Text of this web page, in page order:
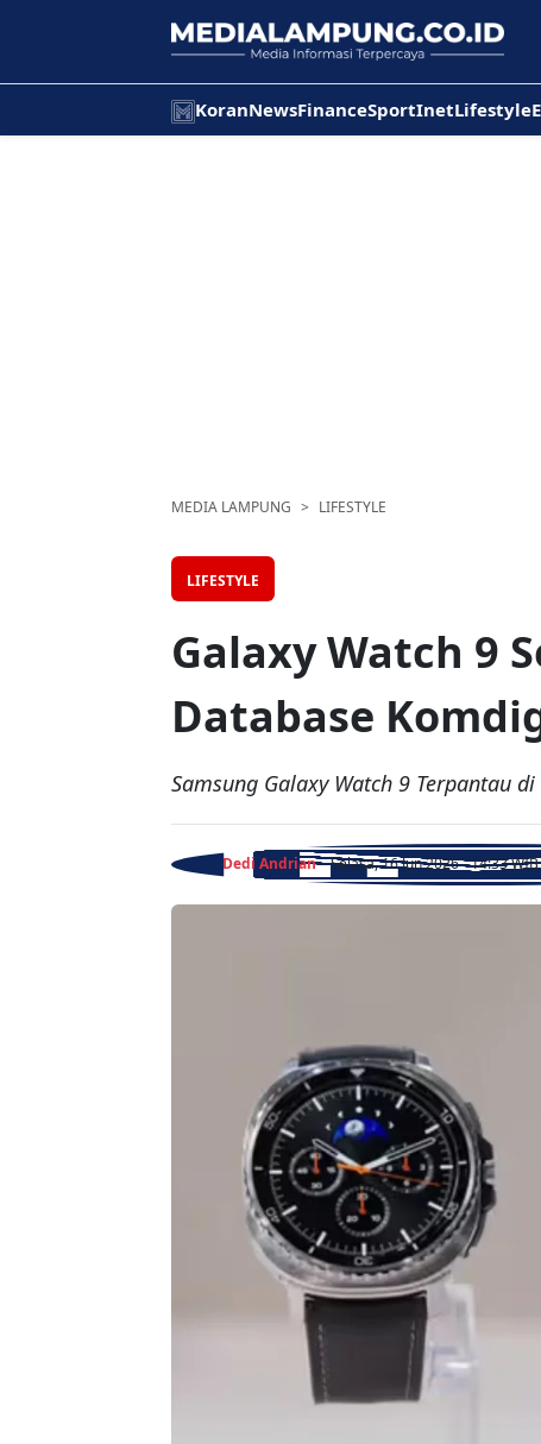
KoranNewsFinanceSportInetLifestyle
MEDIA LAMPUNG LIFESTYLE
LIFESTYLE
Galaxy Watch 9
Database
Samsung Galaxy Watch 9 Terpantau
Dedi Andrian - Selasa, 16 Jun 2026 - 14:33 WIB